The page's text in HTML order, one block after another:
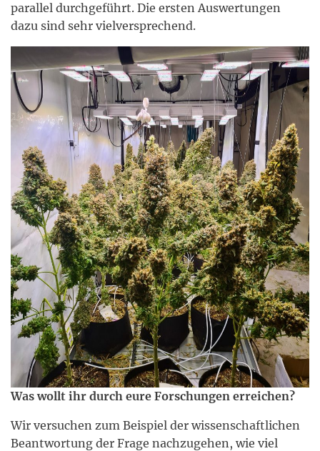
parallel durchgeführt. Die ersten Auswertungen
dazu sind sehr vielversprechend.
Was wollt ihr durch eure Forschungen erreichen?
Wir versuchen zum Beispiel der wissenschaftlichen
Beantwortung der Frage nachzugehen, wie viel